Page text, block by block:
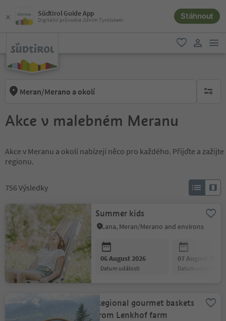
Südtirol Guide App
Digitální průvodce Jižním Tyrolskem Stáhnout
oblíbené
Meran/Merano a okolí brak
Akce v malebném Meranu
Akce v Meranu a okolí nabízejí něco pro každého. Přijďte a
regionu.
756 Výsledky
Summer kids
Lana, Meran/Merano and environs
06 August 2026
datum události
07 August 2026
datum události
Regional gourmet baskets
from Lenkhof farm